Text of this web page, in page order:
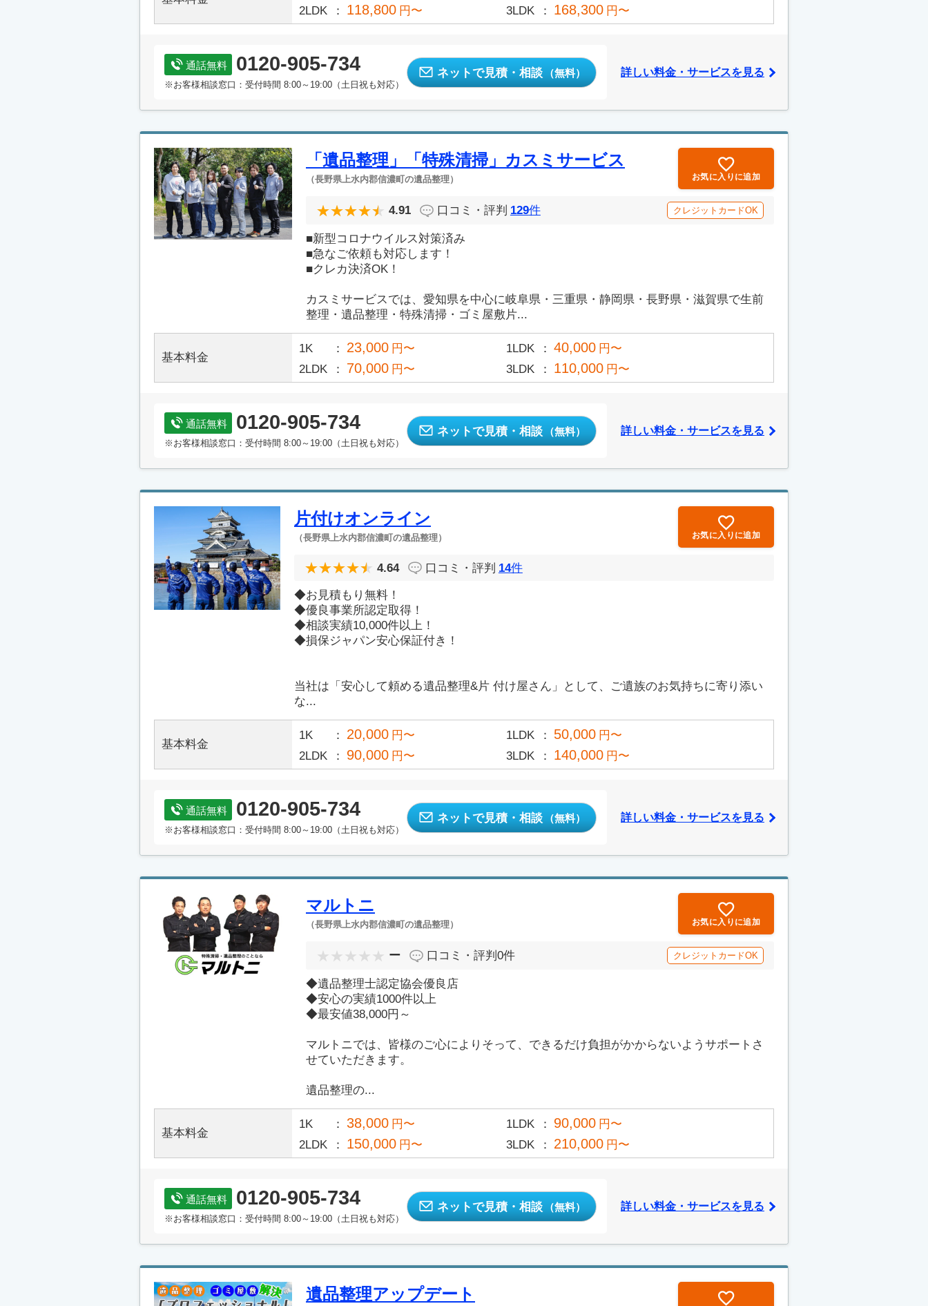
2LDK
118,800 円〜 3LDK 168,300 円〜
通話無料 0120-905-734
※お客様相談窓口：受付時間 8:00～19:00（土日祝も対応）
ネットで見積・相談 （無料） 詳しい料金・サービスを見る
「遺品整理」「特殊清掃」カスミサービス
（長野県上水内郡信濃町の遺品整理） お気に入りに追加
4.91 口コミ・評判 129件 クレジットカードOK
■新型コロナウイルス対策済み
■急なご依頼も対応します！
■クレカ決済OK！
カスミサービスでは、愛知県を中心に岐阜県・三重県・静岡県・長野県・滋賀県で生前
整理・遺品整理・特殊清掃・ゴミ屋敷片...
基本料金
1K 23,000 円〜 1LDK 40,000 円〜
2LDK
70,000 円〜 3LDK 110,000 円〜
通話無料 0120-905-734
※お客様相談窓口：受付時間 8:00～19:00（土日祝も対応）
ネットで見積・相談 （無料） 詳しい料金・サービスを見る
片付けオンライン
（長野県上水内郡信濃町の遺品整理） お気に入りに追加
4.64 口コミ・評判 14件
◆お見積もり無料！
◆優良事業所認定取得！
◆相談実績10,000件以上！
◆損保ジャパン安心保証付き！
当社は「安心して頼める遺品整理&片 付け屋さん」として、ご遺族のお気持ちに寄り添い
な...
基本料金
1K 20,000 円〜 1LDK 50,000 円〜
2LDK
90,000 円〜 3LDK 140,000 円〜
通話無料 0120-905-734
※お客様相談窓口：受付時間 8:00～19:00（土日祝も対応）
ネットで見積・相談 （無料） 詳しい料金・サービスを見る
マルトニ
（長野県上水内郡信濃町の遺品整理） お気に入りに追加
ー 口コミ・評判 0件 クレジットカードOK
◆遺品整理士認定協会優良店
◆安心の実績1000件以上
◆最安値38,000円～
マルトニでは、皆様のご心によりそって、できるだけ負担がかからないようサポートさ
せていただきます。
遺品整理の...
基本料金
1K 38,000 円〜 1LDK 90,000 円〜
2LDK
150,000 円〜 3LDK 210,000 円〜
通話無料 0120-905-734
※お客様相談窓口：受付時間 8:00～19:00（土日祝も対応）
ネットで見積・相談 （無料） 詳しい料金・サービスを見る
遺品整理アップデート